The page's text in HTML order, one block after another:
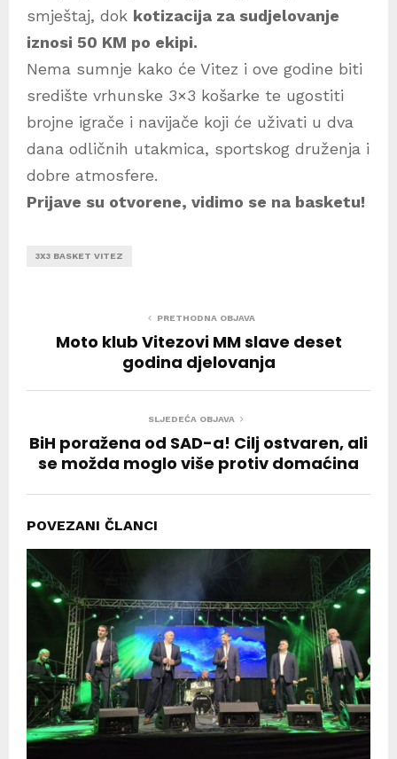
smještaj, dok kotizacija za sudjelovanje
iznosi 50 KM po ekipi.
Nema sumnje kako će Vitez i ove godine biti
središte vrhunske 3×3 košarke te ugostiti
brojne igrače i navijače koji će uživati u dva
dana odličnih utakmica, sportskog druženja i
dobre atmosfere.
Prijave su otvorene, vidimo se na basketu!
3X3 BASKET VITEZ
PRETHODNA OBJAVA
Moto klub Vitezovi MM slave deset
godina djelovanja
SLJEDEĆA OBJAVA
BiH poražena od SAD-a! Cilj ostvaren, ali
se možda moglo više protiv domaćina
POVEZANI ČLANCI